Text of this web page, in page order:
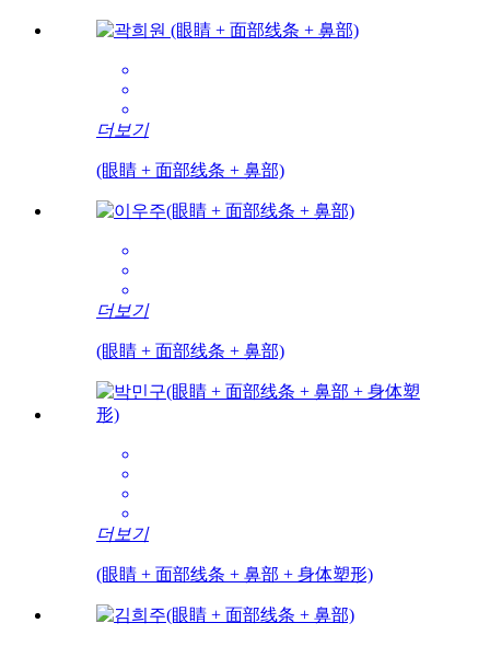
더보기
(眼睛 + 面部线条 + 鼻部)
더보기
(眼睛 + 面部线条 + 鼻部)
더보기
(眼睛 + 面部线条 + 鼻部 + 身体塑形)